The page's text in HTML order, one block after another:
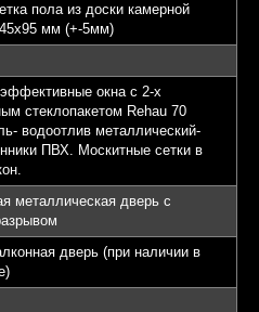
пола из доски камерной
мм (+-5мм)
окна с 2-х
стеклопакетом Rehau 70
водоотлив металлический-
ПВХ. Москитные сетки в
металлическая дверь с
дверь (при наличии в